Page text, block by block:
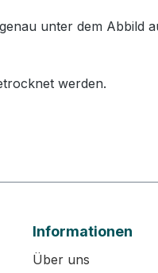
unter dem
werden.
Informationen
Über uns